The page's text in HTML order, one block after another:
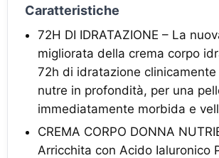
Caratteristiche
72H DI IDRATAZIONE – La
migliorata della crema corpo
72h di idratazione
nutre in profondità, per una
immediatamente morbida e
CREMA CORPO DONNA
Arricchita con Acido Ialuronico